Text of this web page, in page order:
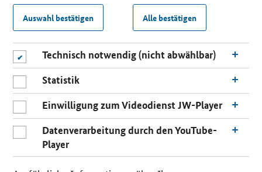
Auswahl bestätigen Alle bestätigen
Technisch notwendig (nicht abwählbar)
Statistik
Einwilligung zum Videodienst JW-Player
Datenverarbeitung durch den YouTube-
Player